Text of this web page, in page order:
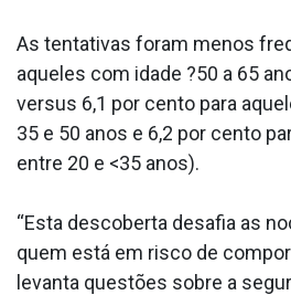
As tentativas foram menos
aqueles com idade ?50 a 65
versus 6,1 por cento para
35 e 50 anos e 6,2 por cento
entre 20 e <35 anos).
“Esta descoberta desafia as
quem está em risco de
levanta questões sobre a